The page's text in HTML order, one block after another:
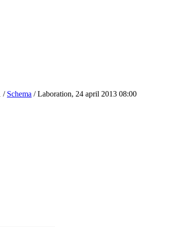
/ Schema /Laboration, 24 april 2013 08:00